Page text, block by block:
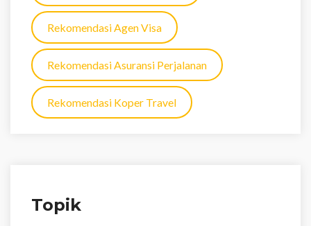
Rekomendasi Agen Visa
Rekomendasi Asuransi Perjalanan
Rekomendasi Koper Travel
Topik